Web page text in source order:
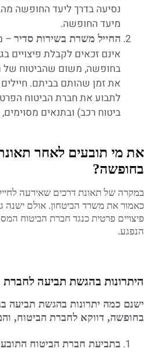
נסיעה בדרך ליעד החופשה
מיעד החופשה.
החייל משרת בשירות סדיר –
אינם זכאים לקבלת פיצויים
בחופשה, משום שהביטוח של
את זמן שהותם בביתם.
לתבוע את חברת הביטוח
ביטוח רכב) ובתנאים
את מי תובעים לאחר
בחופשה?
במקרה של תאונת דרכים שאירעה
כאמור את משרד הביטחון. אולם
פיצויים פרטית כנגד חברת הביטוח
הנפגע.
היתרונות בהגשת תביעה לחברת
ישנם כמה יתרונות בהגשת תביעה
בחופשה, דווקא לחברת הביטוח,
בתביעת חברת הביטוח התובע